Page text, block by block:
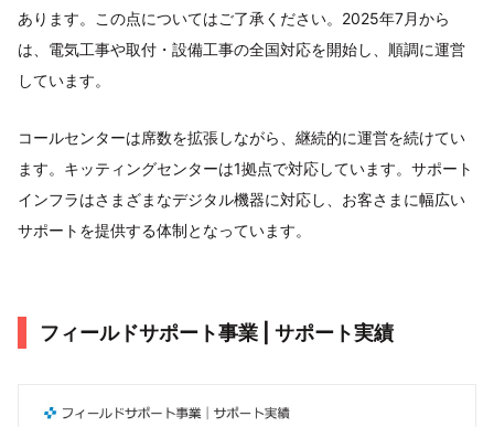
あります。この点についてはご了承ください。2025年7月から
は、電気工事や取付・設備工事の全国対応を開始し、順調に運営
しています。
コールセンターは席数を拡張しながら、継続的に運営を続けてい
ます。キッティングセンターは1拠点で対応しています。サポート
インフラはさまざまなデジタル機器に対応し、お客さまに幅広い
サポートを提供する体制となっています。
フィールドサポート事業 | サポート実績